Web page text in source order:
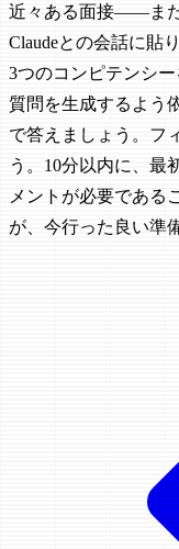
近々ある面接——ま
Claudeとの会話に貼
3つのコンピテンシ
質問を生成するよう
で答えましょう。フ
う。10分以内に、最
メントが必要である
が、今行った良い準